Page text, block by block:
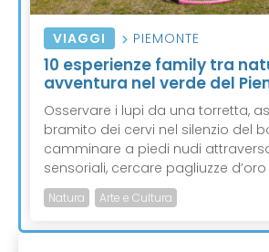
VIAGGI PIEMONTE
10 esperienze family tra
avventura nel verde del
Osservare i lupi da una torretta,
bramito dei cervi nel silenzio del
camminare a piedi nudi
sensoriali, cercare pagliuzze d’oro
Natura Arte e Cultura